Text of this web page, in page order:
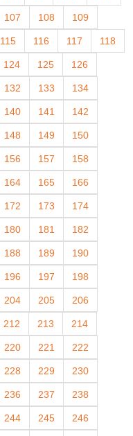
107 108 109
115 116 117 118
124 125 126
132 133 134
140 141 142
148 149 150
156 157 158
164 165 166
172 173 174
180 181 182
188 189 190
196 197 198
204 205 206
212 213 214
220 221 222
228 229 230
236 237 238
244 245 246